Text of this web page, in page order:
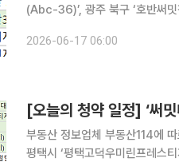
(Abc-36)’, 광주 북구 ‘호반써밋
2026-06-17 06:00
[오늘의 청약 일정] ‘써
부동산 정보업체 부동산114에
평택시 ‘평택고덕우미린프레스